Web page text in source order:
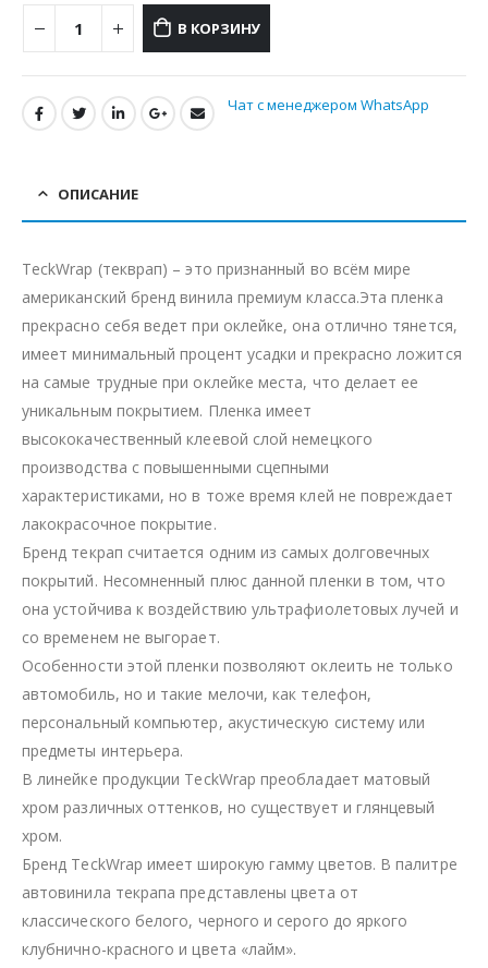
В КОРЗИНУ
Чат с менеджером WhatsApp
ОПИСАНИЕ
TeckWrap (текврап) – это признанный во всём мире
американский бренд винила премиум класса.Эта пленка
прекрасно себя ведет при оклейке, она отлично тянется,
имеет минимальный процент усадки и прекрасно ложится
на самые трудные при оклейке места, что делает ее
уникальным покрытием. Пленка имеет
высококачественный клеевой слой немецкого
производства с повышенными сцепными
характеристиками, но в тоже время клей не повреждает
лакокрасочное покрытие.
Бренд текрап считается одним из самых долговечных
покрытий. Несомненный плюс данной пленки в том, что
она устойчива к воздействию ультрафиолетовых лучей и
со временем не выгорает.
Особенности этой пленки позволяют оклеить не только
автомобиль, но и такие мелочи, как телефон,
персональный компьютер, акустическую систему или
предметы интерьера.
В линейке продукции TeckWrap преобладает матовый
хром различных оттенков, но существует и глянцевый
хром.
Бренд TeckWrap имеет широкую гамму цветов. В палитре
автовинила текрапа представлены цвета от
классического белого, черного и серого до яркого
клубнично-красного и цвета «лайм».